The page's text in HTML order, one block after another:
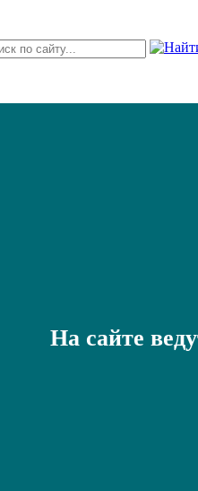
На сайте